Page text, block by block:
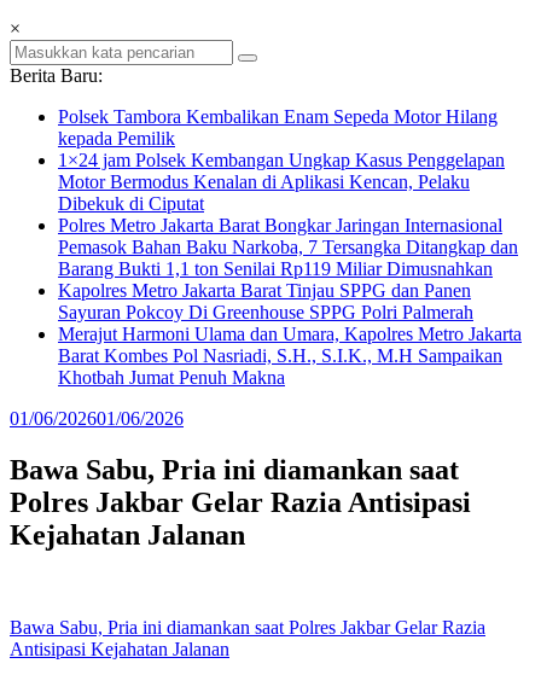
×
Berita Baru:
Polsek Tambora Kembalikan Enam Sepeda Motor Hilang
kepada Pemilik
1×24 jam Polsek Kembangan Ungkap Kasus Penggelapan
Motor Bermodus Kenalan di Aplikasi Kencan, Pelaku
Dibekuk di Ciputat
Polres Metro Jakarta Barat Bongkar Jaringan Internasional
Pemasok Bahan Baku Narkoba, 7 Tersangka Ditangkap dan
Barang Bukti 1,1 ton Senilai Rp119 Miliar Dimusnahkan
Kapolres Metro Jakarta Barat Tinjau SPPG dan Panen
Sayuran Pokcoy Di Greenhouse SPPG Polri Palmerah
Merajut Harmoni Ulama dan Umara, Kapolres Metro Jakarta
Barat Kombes Pol Nasriadi, S.H., S.I.K., M.H Sampaikan
Khotbah Jumat Penuh Makna
01/06/202601/06/2026
Bawa Sabu, Pria ini diamankan saat
Polres Jakbar Gelar Razia Antisipasi
Kejahatan Jalanan
Navigasi
pos
Bawa Sabu, Pria ini diamankan saat Polres Jakbar Gelar Razia
Antisipasi Kejahatan Jalanan